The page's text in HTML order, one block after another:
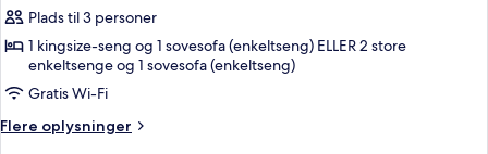
Level
Junior
Suite
Ocean
Partial
View
Plads til 3 personer
1 kingsize-seng og 1 sovesofa (enkeltseng) ELLER 2 store
enkeltsenge og 1 sovesofa (enkeltseng)
Gratis Wi-Fi
Flere oplysninger
Flere